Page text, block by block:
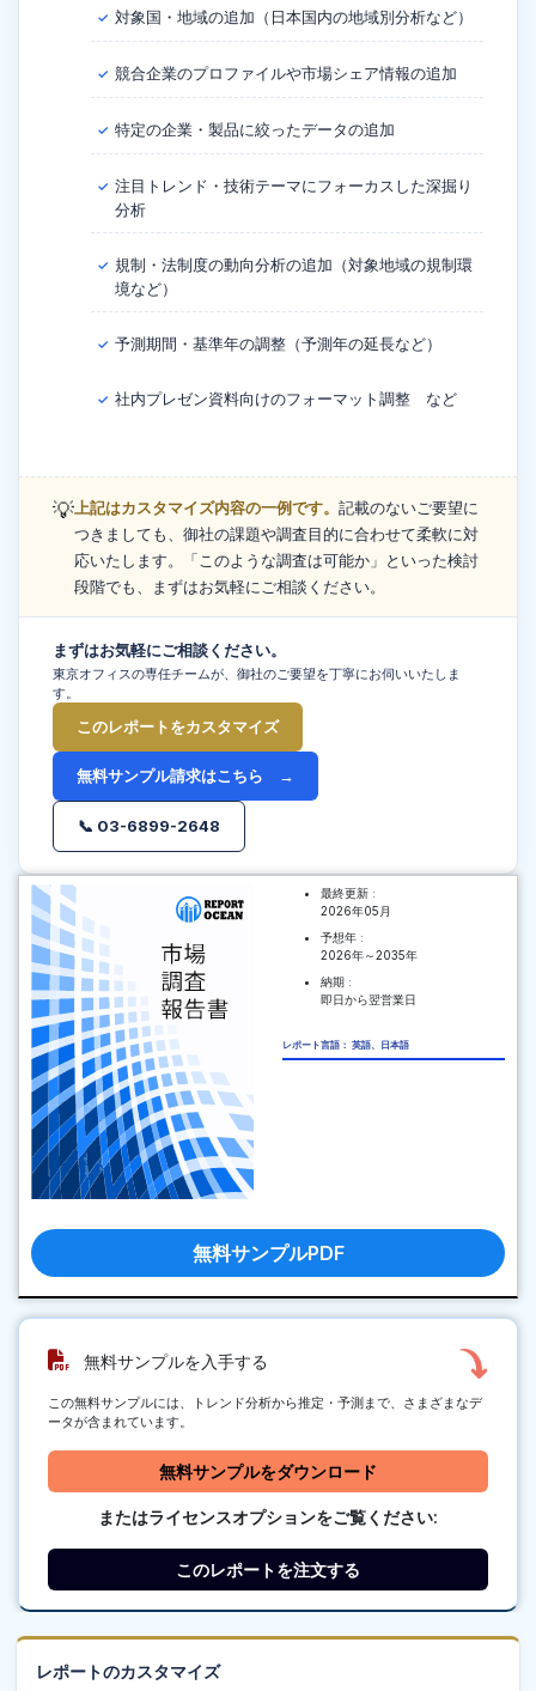
✓ 対象国・地域の追加（日本国内の地域別分析など）
✓ 競合企業のプロファイルや市場シェア情報の追加
✓ 特定の企業・製品に絞ったデータの追加
✓ 注目トレンド・技術テーマにフォーカスした深掘り
分析
✓ 規制・法制度の動向分析の追加（対象地域の規制環
境など）
✓ 予測期間・基準年の調整（予測年の延長など）
✓ 社内プレゼン資料向けのフォーマット調整 など
💡上記はカスタマイズ内容の一例です。 記載のないご要望に
つきましても、御社の課題や調査目的に合わせて柔軟に対
応いたします。「このような調査は可能か」といった検討
段階でも、まずはお気軽にご相談ください。
まずはお気軽にご相談ください。
東京オフィスの専任チームが、御社のご要望を丁寧にお伺いいたしま
す。
このレポートをカスタマイズ
無料サンプル請求はこちら →
📞 03-6899-2648
最終更新 :
2026年05月
予想年 :
2026年～2035年
納期 :
即日から翌営業日
レポート言語： 英語、日本語
無料サンプルPDF
無料サンプルを入手する
この無料サンプルには、トレンド分析から推定・予測まで、さまざまなデ
ータが含まれています。
無料サンプルをダウンロード
またはライセンスオプションをご覧ください:
このレポートを注文する
レポートのカスタマイズ